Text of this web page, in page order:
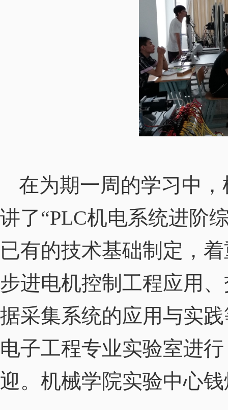
在为期一周的学习中
讲了“PLC机电系统进阶
已有的技术基础制定，
步进电机控制工程应用
据采集系统的应用与实
电子工程专业实验室进
迎。机械学院实验中心